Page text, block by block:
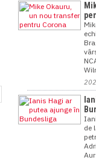
de